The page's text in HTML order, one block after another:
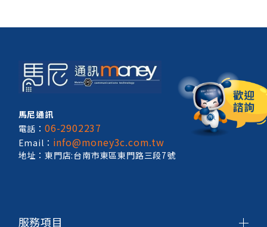
馬尼通訊
電話：06-2902237
Email： info@money3c.com.tw
地址：東門店:台南市東區東門路三段7號
服務項目